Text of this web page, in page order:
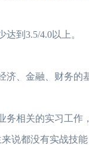
到3.5/4.0以上。
、金融、财务的
相关的实习工作
说都没有实战技